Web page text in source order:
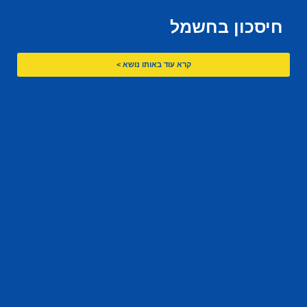
חיסכון בחשמל
קרא עוד באותו נושא >